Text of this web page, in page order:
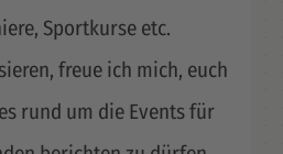
Sportkurse etc.
freue ich mich, euch
rund um die Events für